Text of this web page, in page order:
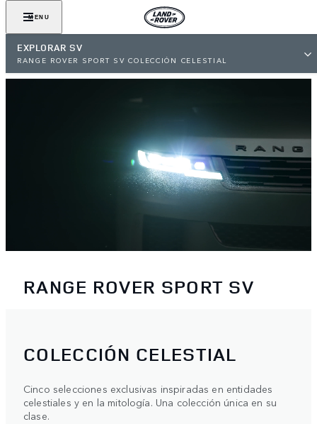
MENU
EXPLORAR SV
RANGE ROVER SPORT SV COLECCIÓN CELESTIAL
RANGE ROVER SPORT SV
COLECCIÓN CELESTIAL
Cinco selecciones exclusivas inspiradas en entidades
celestiales y en la mitología. Una colección única en su
clase.